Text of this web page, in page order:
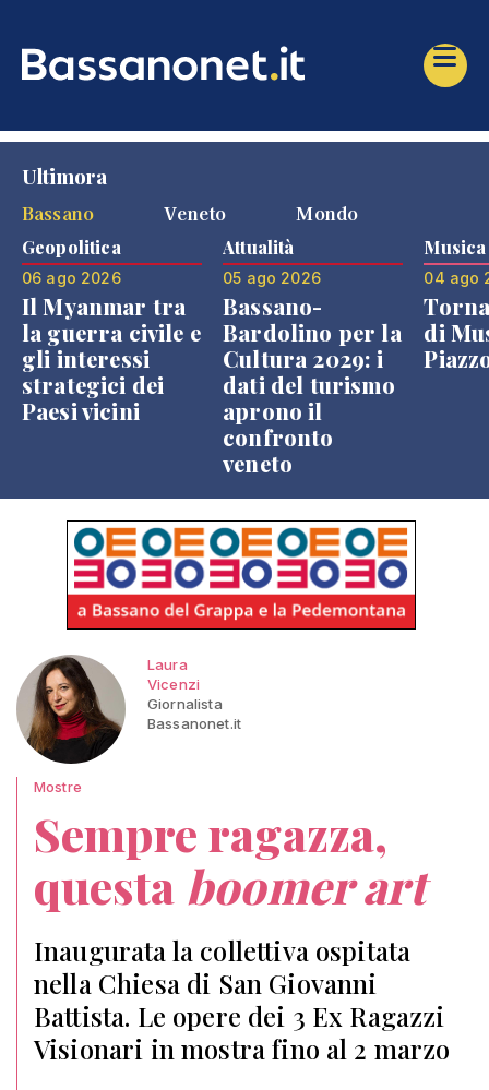
Ultimora
Bassano
Veneto Mondo
Geopolitica
06 ago 2026
Il Myanmar tra
la guerra civile e
gli interessi
strategici dei
Paesi vicini
Attualità
05 ago 2026
Bassano-
Bardolino per la
Cultura 2029: i
dati del turismo
aprono il
confronto
veneto
Musica
04 ago
di
Laura
Vicenzi
Giornalista
Bassanonet.it
Mostre
Sempre ragazza,
questa boomer art
Inaugurata la collettiva ospitata
nella Chiesa di San Giovanni
Battista. Le opere dei 3 Ex Ragazzi
Visionari in mostra fino al 2 marzo